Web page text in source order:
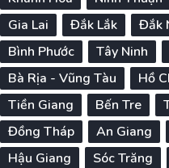
Gia Lai
Đắk Lắk Đắk
Bình Phước
Tây Ninh
Bà Rịa - Vũng Tàu
Hồ
Tiền Giang
Bến Tre
Đồng Tháp
An Giang
Hậu Giang
Sóc Trăng